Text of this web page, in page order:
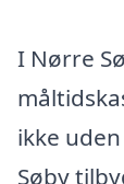
I Nørre
ikke
Søby